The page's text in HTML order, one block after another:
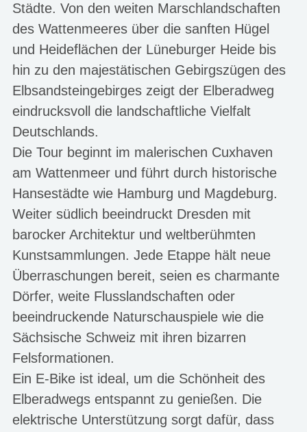
Städte. Von den weiten Marschlandschaften
des Wattenmeeres über die sanften Hügel
und Heideflächen der Lüneburger Heide bis
hin zu den majestätischen Gebirgszügen des
Elbsandsteingebirges zeigt der Elberadweg
eindrucksvoll die landschaftliche Vielfalt
Deutschlands.
Die Tour beginnt im malerischen Cuxhaven
am Wattenmeer und führt durch historische
Hansestädte wie Hamburg und Magdeburg.
Weiter südlich beeindruckt Dresden mit
barocker Architektur und weltberühmten
Kunstsammlungen. Jede Etappe hält neue
Überraschungen bereit, seien es charmante
Dörfer, weite Flusslandschaften oder
beeindruckende Naturschauspiele wie die
Sächsische Schweiz mit ihren bizarren
Felsformationen.
Ein E-Bike ist ideal, um die Schönheit des
Elberadwegs entspannt zu genießen. Die
elektrische Unterstützung sorgt dafür, dass